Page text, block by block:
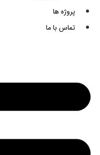
پروژه ها
تماس با ما